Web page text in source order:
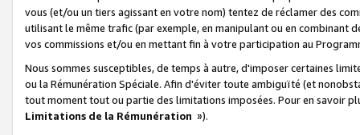
vous (et/ou un tiers agissant en votre nom) tentez de réclamer des
utilisant le même trafic (par exemple, en manipulant ou en combinant
vos commissions et/ou en mettant fin à votre participation au
Nous sommes susceptibles, de temps à autre, d'imposer certaines
ou la Rémunération Spéciale. Afin d'éviter toute ambiguïté (et
tout moment tout ou partie des limitations imposées. Pour en savoir
Limitations de la Rémunération »).